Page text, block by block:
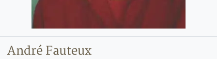
André Fauteux